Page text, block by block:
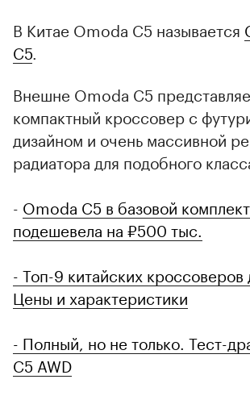
В Китае Omoda C5 называется
С5
Внешне Omoda C5
компактный кроссовер с
дизайном и очень массивной
радиатора для подобного
- Omoda C5 в базовой
подешевела на ₽500 тыс.
- Топ-9 китайских кроссоверов
Цены и характеристики
- Полный, но не только. Тест-
C5 AWD